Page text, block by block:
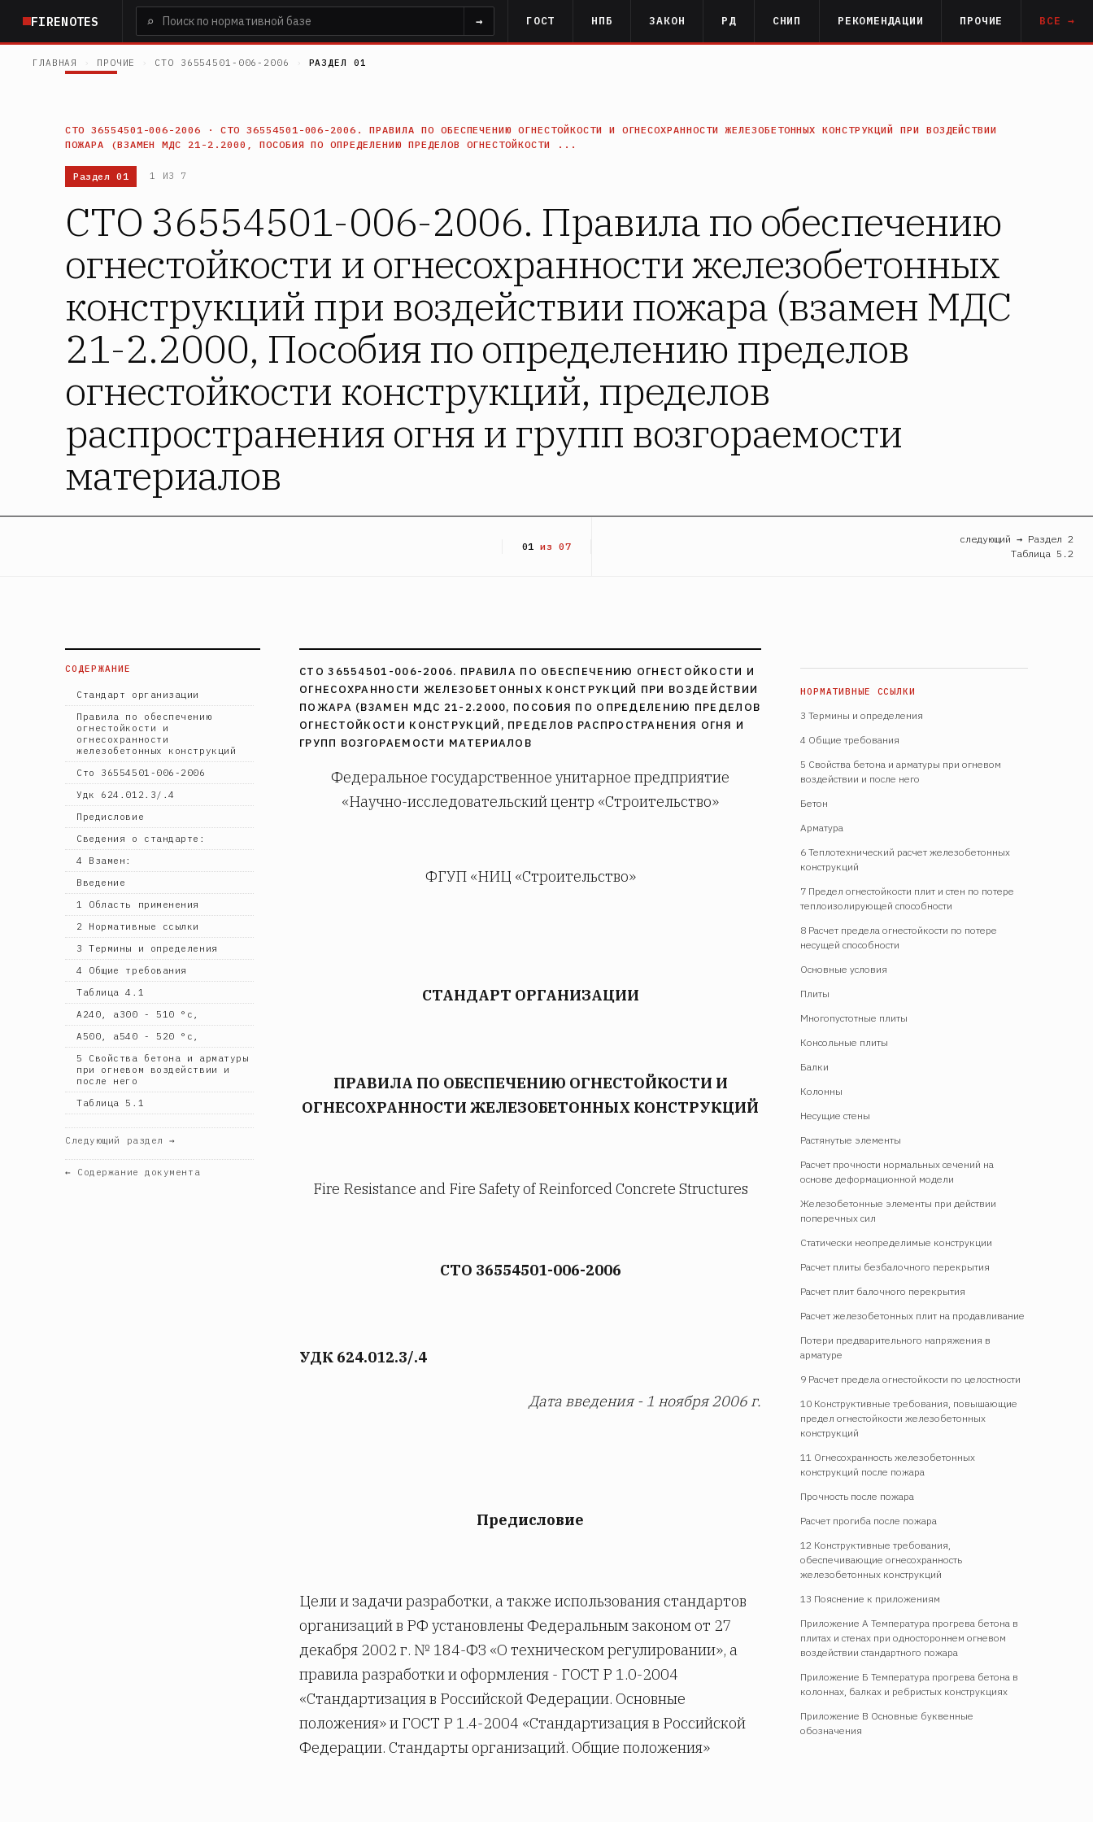
основному
содержанию
FIRENOTES ⌕ → ГОСТ НПБ ЗАКОН РД СНИП РЕКОМЕНДАЦИИ ПРОЧИЕ ВСЕ →
ГЛАВНАЯ ПРОЧИЕ СТО 36554501-006-2006 РАЗДЕЛ 01
СТО 36554501-006-2006 · СТО 36554501-006-2006. ПРАВИЛА ПО ОБЕСПЕЧЕНИЮ ОГНЕСТОЙКОСТИ И ОГНЕСОХРАННОСТИ ЖЕЛЕЗОБЕТОННЫХ КОНСТРУКЦИЙ ПРИ ВОЗДЕЙСТВИИ
ПОЖАРА (ВЗАМЕН МДС 21-2.2000, ПОСОБИЯ ПО ОПРЕДЕЛЕНИЮ ПРЕДЕЛОВ ОГНЕСТОЙКОСТИ ...
Раздел 01 1 ИЗ 7
СТО 36554501-006-2006. Правила по обеспечению
огнестойкости и огнесохранности железобетонных
конструкций при воздействии пожара (взамен МДС
21-2.2000, Пособия по определению пределов
огнестойкости конструкций, пределов
распространения огня и групп возгораемости
материалов
01 из 07
следующий → Раздел 2
Таблица 5.2
СОДЕРЖАНИЕ
Стандарт организации
Правила по обеспечению
огнестойкости и
огнесохранности
железобетонных конструкций
Сто 36554501-006-2006
Удк 624.012.3/.4
Предисловие
Сведения о стандарте:
4 Взамен:
Введение
1 Область применения
2 Нормативные ссылки
3 Термины и определения
4 Общие требования
Таблица 4.1
А240, а300 - 510 °с,
А500, а540 - 520 °с,
5 Свойства бетона и арматуры
при огневом воздействии и
после него
Таблица 5.1
Следующий раздел →
← Содержание документа
СТО 36554501-006-2006. ПРАВИЛА ПО ОБЕСПЕЧЕНИЮ ОГНЕСТОЙКОСТИ И
ОГНЕСОХРАННОСТИ ЖЕЛЕЗОБЕТОННЫХ КОНСТРУКЦИЙ ПРИ ВОЗДЕЙСТВИИ
ПОЖАРА (ВЗАМЕН МДС 21-2.2000, ПОСОБИЯ ПО ОПРЕДЕЛЕНИЮ ПРЕДЕЛОВ
ОГНЕСТОЙКОСТИ КОНСТРУКЦИЙ, ПРЕДЕЛОВ РАСПРОСТРАНЕНИЯ ОГНЯ И
ГРУПП ВОЗГОРАЕМОСТИ МАТЕРИАЛОВ
Федеральное государственное унитарное предприятие
«Научно-исследовательский центр «Строительство»
ФГУП «НИЦ «Строительство»
СТАНДАРТ ОРГАНИЗАЦИИ
ПРАВИЛА ПО ОБЕСПЕЧЕНИЮ ОГНЕСТОЙКОСТИ И
ОГНЕСОХРАННОСТИ ЖЕЛЕЗОБЕТОННЫХ КОНСТРУКЦИЙ
Fire Resistance and Fire Safety of Reinforced Concrete Structures
СТО 36554501-006-2006
УДК 624.012.3/.4
Дата введения - 1 ноября 2006 г.
Предисловие
Цели и задачи разработки, а также использования стандартов
организаций в РФ установлены Федеральным законом от 27
декабря 2002 г. № 184-ФЗ «О техническом регулировании», а
правила разработки и оформления - ГОСТ Р 1.0-2004
«Стандартизация в Российской Федерации. Основные
положения» и ГОСТ Р 1.4-2004 «Стандартизация в Российской
Федерации. Стандарты организаций. Общие положения»
3 Термины и определения
4 Общие требования
5 Свойства бетона и арматуры при огневом
воздействии и после него
Бетон
Арматура
6 Теплотехнический расчет железобетонных
конструкций
7 Предел огнестойкости плит и стен по потере
теплоизолирующей способности
8 Расчет предела огнестойкости по потере
несущей способности
Основные условия
Плиты
Многопустотные плиты
Консольные плиты
Балки
Колонны
Несущие стены
Растянутые элементы
Расчет прочности нормальных сечений на
основе деформационной модели
Железобетонные элементы при действии
поперечных сил
Статически неопределимые конструкции
Расчет плиты безбалочного перекрытия
Расчет плит балочного перекрытия
Расчет железобетонных плит на продавливание
Потери предварительного напряжения в
арматуре
9 Расчет предела огнестойкости по целостности
10 Конструктивные требования, повышающие
предел огнестойкости железобетонных
конструкций
11 Огнесохранность железобетонных
конструкций после пожара
Прочность после пожара
Расчет прогиба после пожара
12 Конструктивные требования,
обеспечивающие огнесохранность
железобетонных конструкций
13 Пояснение к приложениям
Приложение А Температура прогрева бетона в
плитах и стенах при одностороннем огневом
воздействии стандартного пожара
Приложение Б Температура прогрева бетона в
колоннах, балках и ребристых конструкциях
Приложение В Основные буквенные
обозначения